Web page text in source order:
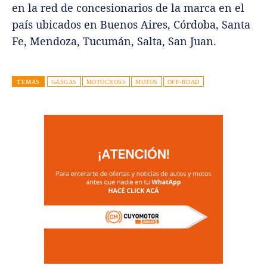
en la red de concesionarios de la marca en el
país ubicados en Buenos Aires, Córdoba, Santa
Fe, Mendoza, Tucumán, Salta, San Juan.
TEMAS GASGAS MOTOCROSS MOTOS OFF-ROAD